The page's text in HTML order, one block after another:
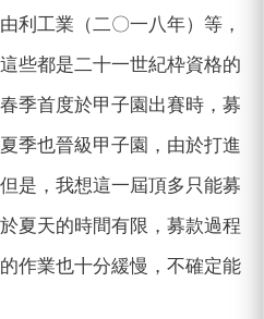
利工業（二〇一八年）等，
些都是二十一世紀枠資格的
季首度於甲子園出賽時，募
季也晉級甲子園，由於打進
是，我想這一屆頂多只能募
夏天的時間有限，募款過程
作業也十分緩慢，不確定能